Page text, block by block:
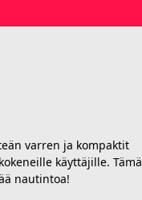
varren ja kompaktit
käyttäjille. Tämä
nautintoa!